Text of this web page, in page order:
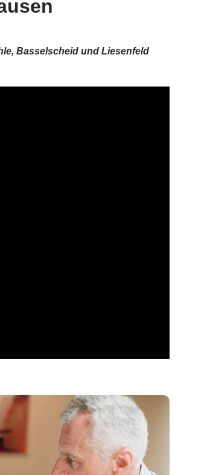
Basselscheid und Liesenfeld